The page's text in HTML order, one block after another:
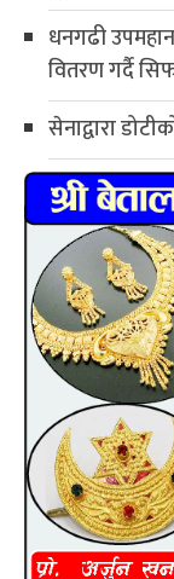
धनगढी
वितरण गर्दै
सेनाद्वारा